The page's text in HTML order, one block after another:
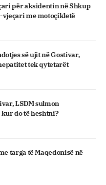
për aksidentin në Shkup
vjeçari me motoçikletë
së ujit në Gostivar,
tek qytetarët
LSDM sulmon
do të heshtni?
targa të Maqedonisë në